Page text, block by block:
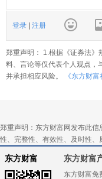
登录 注册
郑重声明： 1.根据《证券法》
料、言论等仅代表个人观点，
并承担相应风险。
《东方财
郑重声明：东方财富网发布此
性、完整性、有效性、及时性
东方财富 东方财富
东方财富免